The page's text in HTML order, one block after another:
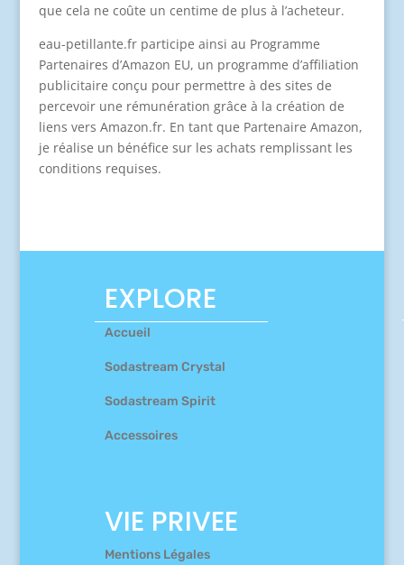
que cela ne coûte un centime de plus à l’acheteur.
eau-petillante.fr participe ainsi au Programme
Partenaires d’Amazon EU, un programme d’affiliation
publicitaire conçu pour permettre à des sites de
percevoir une rémunération grâce à la création de
liens vers Amazon.fr. En tant que Partenaire Amazon,
je réalise un bénéfice sur les achats remplissant les
conditions requises.
EXPLORE
Accueil
Sodastream Crystal
Sodastream Spirit
Accessoires
VIE PRIVEE
Mentions Légales